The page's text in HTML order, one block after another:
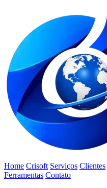
Home Crisoft Serviços Clientes
Ferramentas Contato